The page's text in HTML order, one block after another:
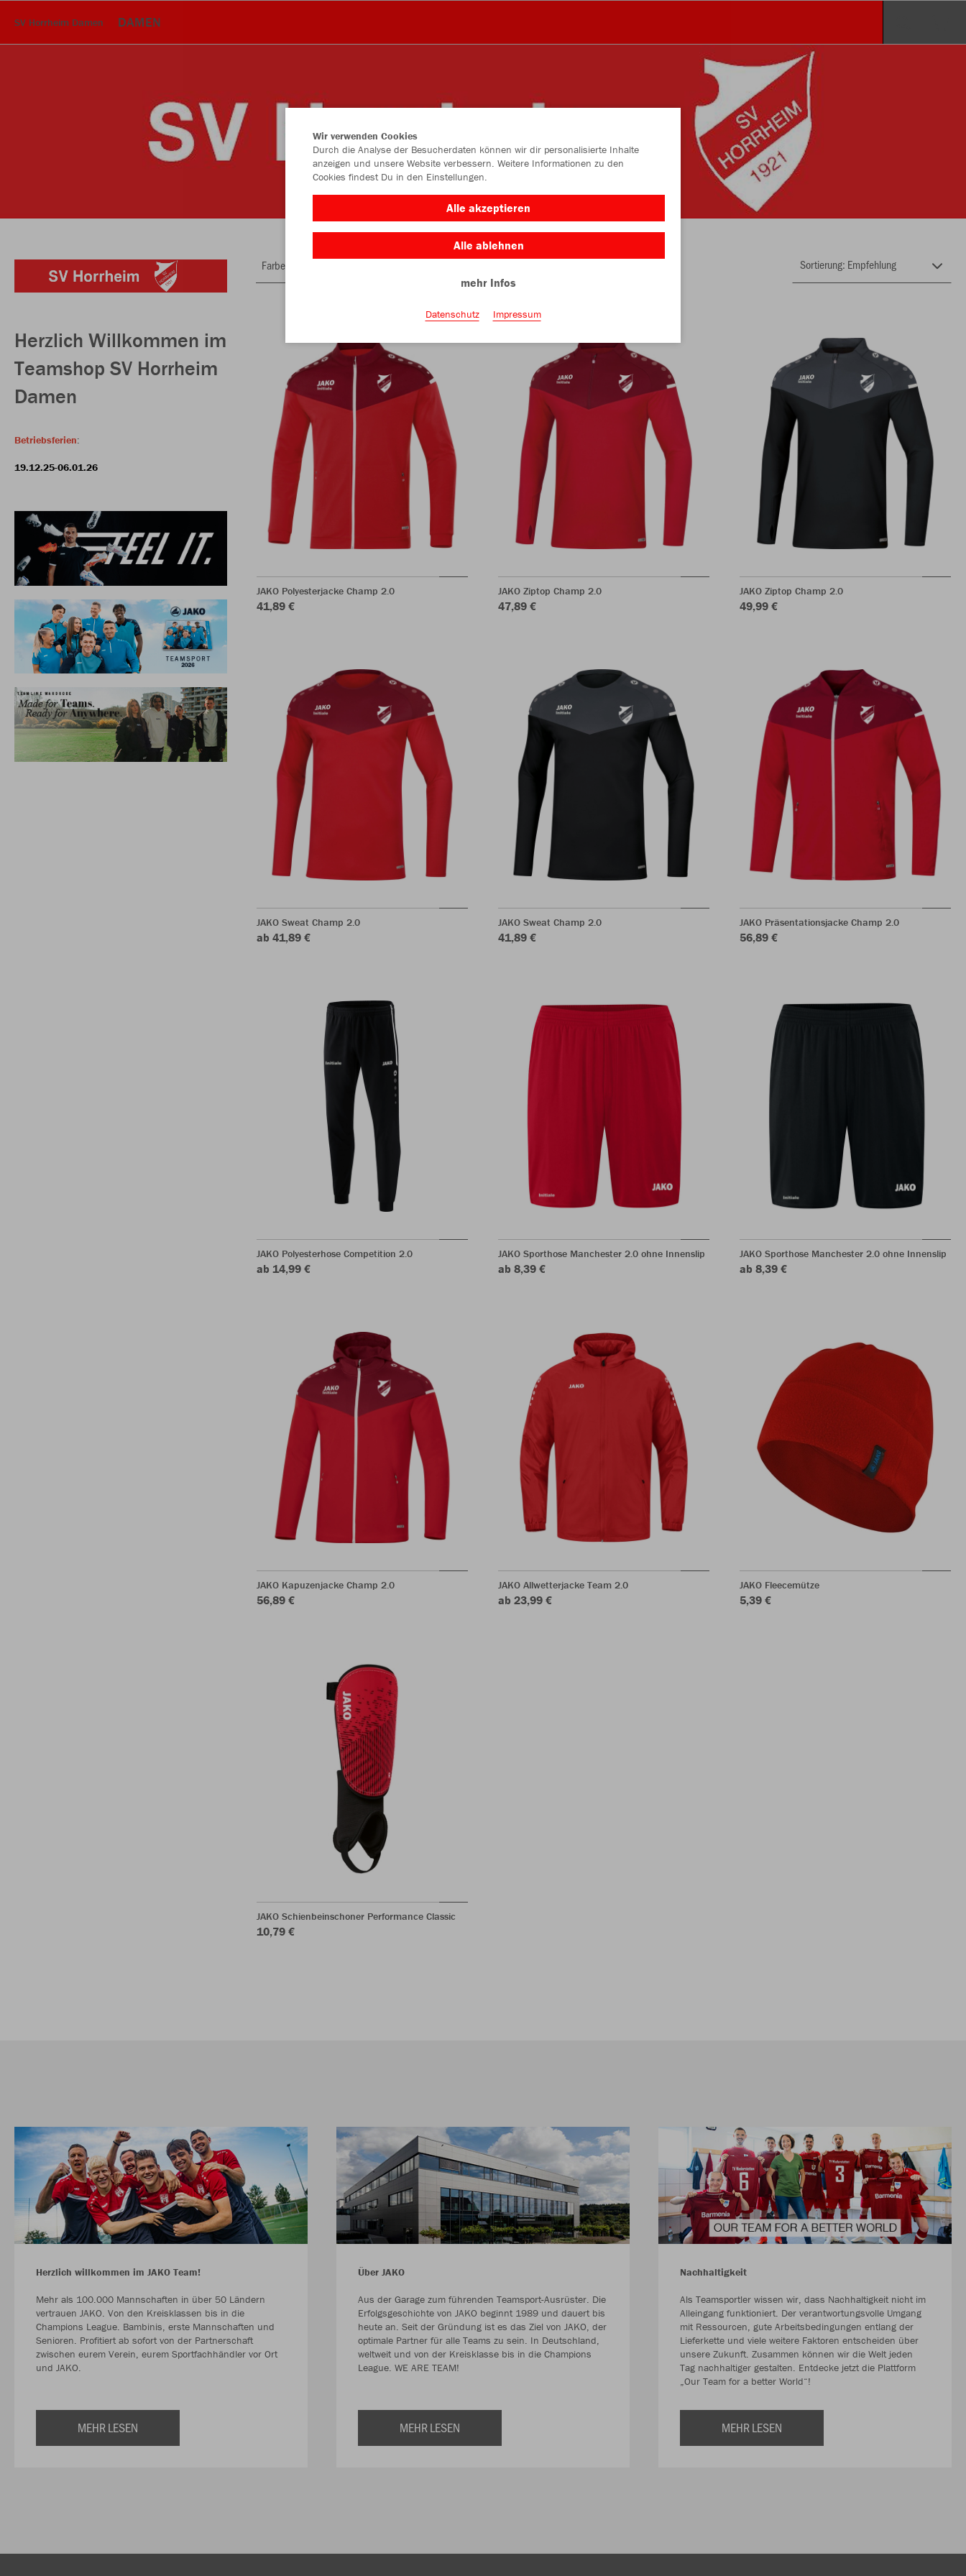
SV Horrheim Damen DAMEN
Herzlich Willkommen im
Teamshop SV Horrheim
Damen
Betriebsferien:
19.12.25-06.01.26
Farbe
JAKO Polyesterjacke Champ 2.0
41,89 €
JAKO Ziptop Champ 2.0
47,89 €
JAKO Ziptop Champ 2.0
49,99 €
JAKO Sweat Champ 2.0
ab 41,89 €
JAKO Sweat Champ 2.0
41,89 €
JAKO Präsentationsjacke Champ 2.0
56,89 €
JAKO Polyesterhose Competition 2.0
ab 14,99 €
JAKO Sporthose Manchester 2.0 ohne Innenslip
ab 8,39 €
JAKO Sporthose Manchester 2.0 ohne Innenslip
ab 8,39 €
JAKO Kapuzenjacke Champ 2.0
56,89 €
JAKO Allwetterjacke Team 2.0
ab 23,99 €
JAKO Fleecemütze
5,39 €
JAKO Schienbeinschoner Performance Classic
10,79 €
Herzlich willkommen im JAKO Team!
Mehr als 100.000 Mannschaften in über 50 Ländern
vertrauen JAKO. Von den Kreisklassen bis in die
Champions League. Bambinis, erste Mannschaften und
Senioren. Profitiert ab sofort von der Partnerschaft
zwischen eurem Verein, eurem Sportfachhändler vor Ort
und JAKO.
MEHR LESEN
Über JAKO
Aus der Garage zum führenden Teamsport-Ausrüster. Die
Erfolgsgeschichte von JAKO beginnt 1989 und dauert bis
heute an. Seit der Gründung ist es das Ziel von JAKO, der
optimale Partner für alle Teams zu sein. In Deutschland,
weltweit und von der Kreisklasse bis in die Champions
League. WE ARE TEAM!
MEHR LESEN
Nachhaltigkeit
Als Teamsportler wissen wir, dass Nachhaltigkeit nicht im
Alleingang funktioniert. Der verantwortungsvolle Umgang
mit Ressourcen, gute Arbeitsbedingungen entlang der
Lieferkette und viele weitere Faktoren entscheiden über
unsere Zukunft. Zusammen können wir die Welt jeden
Tag nachhaltiger gestalten. Entdecke jetzt die Plattform
„Our Team for a better World“!
MEHR LESEN
Wir verwenden Cookies
Durch die Analyse der Besucherdaten können wir dir personalisierte Inhalte
anzeigen und unsere Website verbessern. Weitere Informationen zu den
Cookies findest Du in den Einstellungen.
Alle akzeptieren
Alle ablehnen
mehr Infos
Datenschutz Impressum